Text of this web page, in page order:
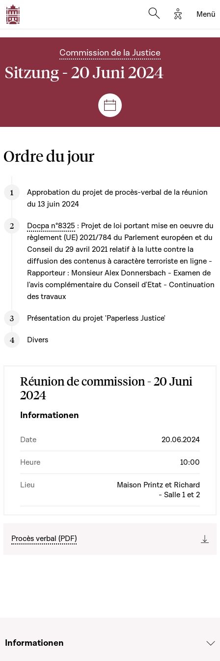
Options
Menü
Commission de la Justice
Sitzung - 20 Juni 2024
Plenar- und
Ordre du jour
Approbation du projet de procès-verbal de la réunion
du 13 juin 2024
Docpa n°8325 : Projet de loi portant mise en oeuvre du
règlement (UE) 2021/784 du Parlement européen et du
Conseil du 29 avril 2021 relatif à la lutte contre la
diffusion des contenus à caractère terroriste en ligne -
Rapporteur : Monsieur Alex Donnersbach - Examen de
l'avis complémentaire du Conseil d'Etat - Continuation
des travaux
Présentation du projet 'Paperless Justice'
Divers
Réunion de commission - 20 Juni
2024
Informationen
Date 20.06.2024
Heure 10:00
Lieu
Maison Printz et Richard
- Salle 1 et 2
Procès verbal (PDF)
Informationen